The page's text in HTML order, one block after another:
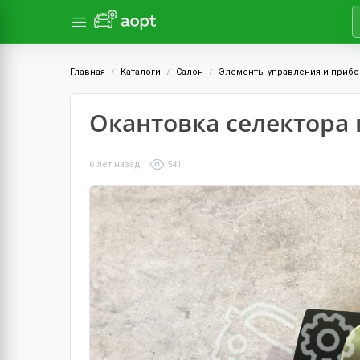
Главная Каталоги Салон Элементы управления и
Окантовка селектора
6 лет назад 541